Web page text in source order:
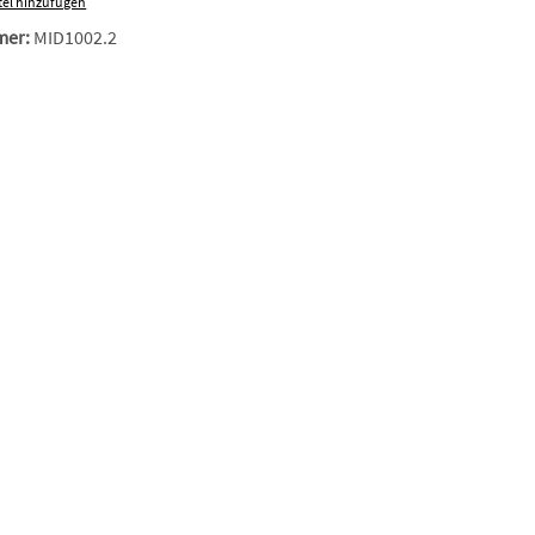
MID1002.2